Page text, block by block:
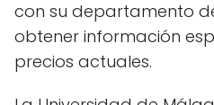
con su departamento
obtener información
precios actuales.